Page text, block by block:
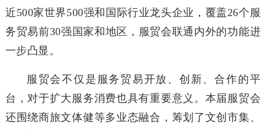
近500家世界500强和国际行业龙头企业，覆盖26个服
务贸易前30强国家和地区，服贸会联通内外的功能进
一步凸显。
服贸会不仅是服务贸易开放、创新、合作的平
台，对于扩大服务消费也具有重要意义。本届服贸会
还围绕商旅文体健等多业态融合，筹划了文创市集、